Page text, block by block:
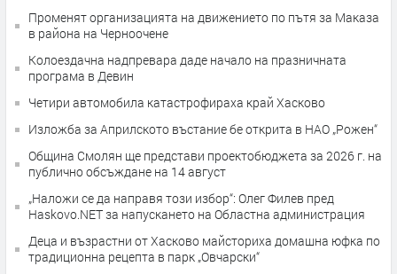
Променят организацията на движението по пътя за Маказа
в района на Черноочене
Колоездачна надпревара даде начало на празничната
програма в Девин
Четири автомобила катастрофираха край Хасково
Изложба за Априлското въстание бе открита в НАО „Рожен“
Община Смолян ще представи проектобюджета за 2026 г. на
публично обсъждане на 14 август
„Наложи се да направя този избор“: Олег Филев пред
Haskovo.NET за напускането на Областна администрация
Деца и възрастни от Хасково майсториха домашна юфка по
традиционна рецепта в парк „Овчарски“